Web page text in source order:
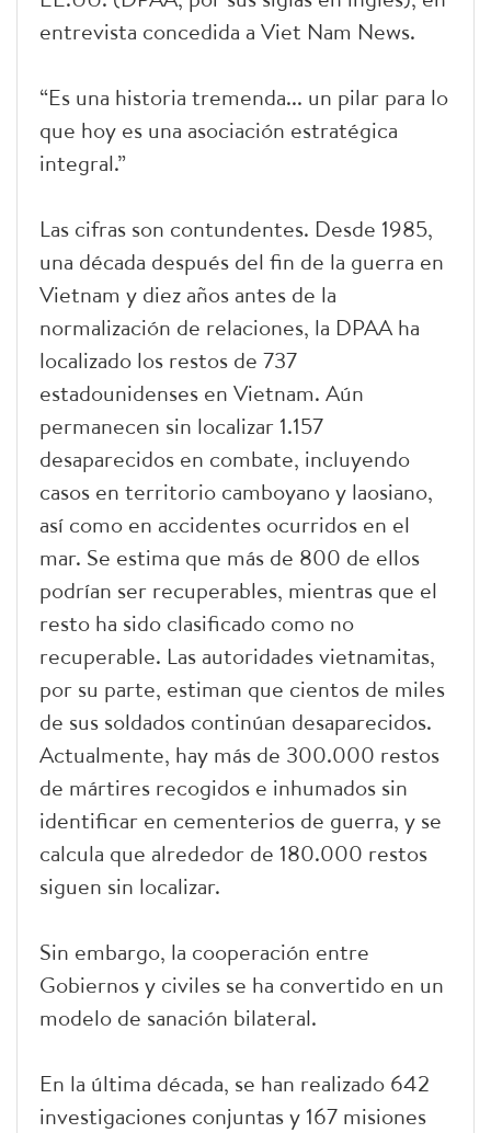
entrevista concedida a Viet Nam News.
“Es una historia tremenda... un pilar para lo
que hoy es una asociación estratégica
integral.”
Las cifras son contundentes. Desde 1985,
una década después del fin de la guerra en
Vietnam y diez años antes de la
normalización de relaciones, la DPAA ha
localizado los restos de 737
estadounidenses en Vietnam. Aún
permanecen sin localizar 1.157
desaparecidos en combate, incluyendo
casos en territorio camboyano y laosiano,
así como en accidentes ocurridos en el
mar. Se estima que más de 800 de ellos
podrían ser recuperables, mientras que el
resto ha sido clasificado como no
recuperable. Las autoridades vietnamitas,
por su parte, estiman que cientos de miles
de sus soldados continúan desaparecidos.
Actualmente, hay más de 300.000 restos
de mártires recogidos e inhumados sin
identificar en cementerios de guerra, y se
calcula que alrededor de 180.000 restos
siguen sin localizar.
Sin embargo, la cooperación entre
Gobiernos y civiles se ha convertido en un
modelo de sanación bilateral.
En la última década, se han realizado 642
investigaciones conjuntas y 167 misiones